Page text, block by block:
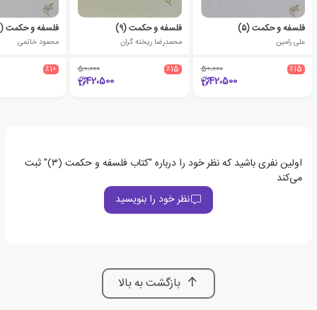
فلسفه و حکمت (۵)
علی رامین
٪15 50،000
42،500
فلسفه و حکمت (۹)
محمدرضا ریخته گران
٪15 50،000
42،500
فلسفه و حکمت (۲)
محمود خاتمی
٪10
اولین نفری باشید که نظر خود را درباره "کتاب فلسفه و حکمت (۳)" ثبت
می‌کند
نظر خود را بنویسید
بازگشت به بالا